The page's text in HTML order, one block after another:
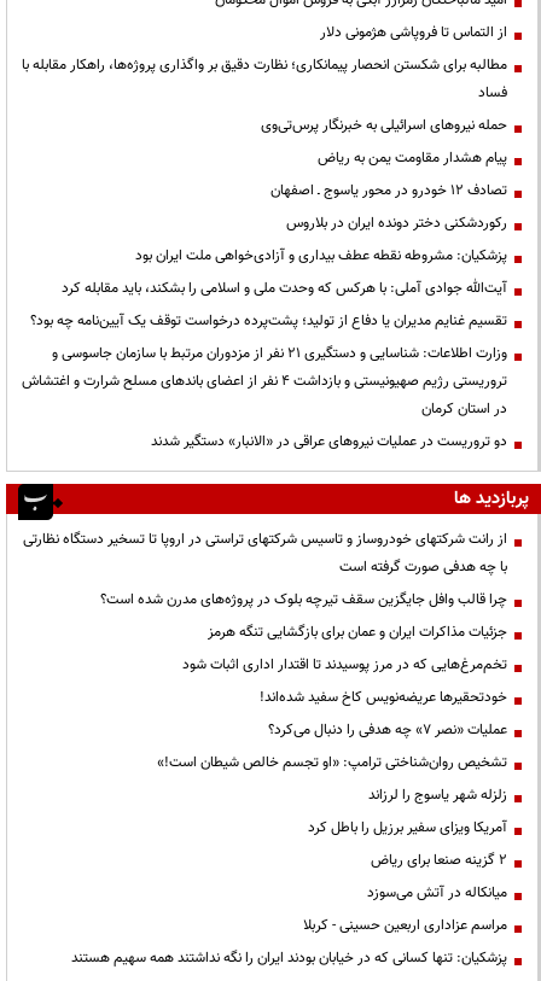
از التماس تا فروپاشی هژمونی دلار
مطالبه برای شکستن انحصار پیمانکاری؛ نظارت دقیق بر واگذاری پروژه‌ها، راهکار مقابله با
فساد
حمله نیروهای اسرائیلی به خبرنگار پرس‌تی‌وی
پیام هشدار مقاومت یمن به ریاض
تصادف ۱۲ خودرو در محور یاسوج ـ اصفهان
رکوردشکنی دختر دونده ایران در بلاروس
پزشکیان: مشروطه نقطه عطف بیداری و آزادی‌خواهی ملت ایران بود
آیت‌الله جوادی آملی: با هرکس که وحدت ملی و اسلامی را بشکند، باید مقابله کرد
تقسیم غنایم مدیران یا دفاع از تولید؛ پشت‌پرده درخواست توقف یک آیین‌نامه چه بود؟
وزارت اطلاعات: شناسایی و دستگیری ۲۱ نفر از مزدوران مرتبط با سازمان جاسوسی و
تروریستی رژیم صهیونیستی و بازداشت ۴ نفر از اعضای باندهای مسلح شرارت و اغتشاش
در استان کرمان
دو تروریست در عملیات نیروهای عراقی در «الانبار» دستگیر شدند
پربازدید ها
از رانت‌ شرکتهای خودروساز و تاسیس شرکتهای تراستی در اروپا تا تسخیر دستگاه نظارتی
با چه هدفی صورت گرفته است
چرا قالب وافل جایگزین سقف تیرچه بلوک در پروژه‌های مدرن شده است؟
جزئیات مذاکرات ایران و عمان برای بازگشایی تنگه هرمز
تخم‌مرغ‌هایی که در مرز پوسیدند تا اقتدار اداری اثبات شود
خودتحقیرها عریضه‌نویس کاخ سفید شده‌اند!
عملیات «نصر ۷» چه هدفی را دنبال می‌کرد؟
تشخیص روان‌شناختی ترامپ: «او تجسم خالص شیطان است!»
زلزله شهر یاسوج را لرزاند
آمریکا ویزای سفیر برزیل را باطل کرد
۲ گزینه صنعا برای ریاض
میانکاله در آتش می‌سوزد
مراسم عزاداری اربعین حسینی - کربلا
پزشکیان: تنها کسانی که در خیابان بودند ایران را نگه نداشتند همه سهیم هستند